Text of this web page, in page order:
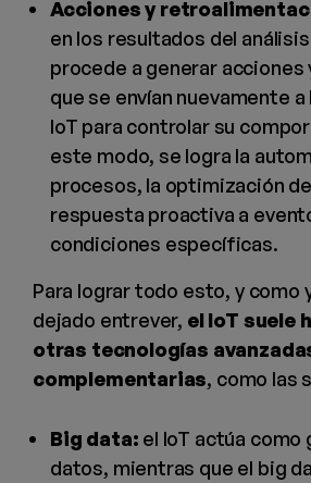
Acciones y
en los resultados del
procede a generar acciones
que se envían nuevamente
IoT para controlar su
este modo, se logra la
procesos, la optimización
respuesta proactiva a
condiciones específicas.
Para lograr todo esto, y como
dejado entrever, el IoT suele
otras tecnologías
complementarias, como las
Big data: el IoT actúa como
datos, mientras que el big